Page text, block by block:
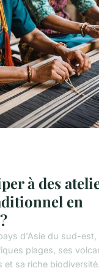
à des
en
d'Asie du sud-
plages, ses
et sa riche